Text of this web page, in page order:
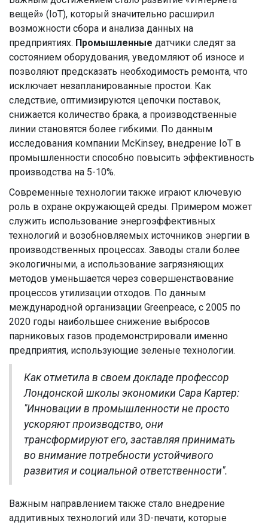
вещей» (IoT), который значительно расширил
возможности сбора и анализа данных на
предприятиях. Промышленные датчики следят за
состоянием оборудования, уведомляют об износе и
позволяют предсказать необходимость ремонта, что
исключает незапланированные простои. Как
следствие, оптимизируются цепочки поставок,
снижается количество брака, а производственные
линии становятся более гибкими. По данным
исследования компании McKinsey, внедрение IoT в
промышленности способно повысить эффективность
производства на 5-10%.
Современные технологии также играют ключевую
роль в охране окружающей среды. Примером может
служить использование энергоэффективных
технологий и возобновляемых источников энергии в
производственных процессах. Заводы стали более
экологичными, а использование загрязняющих
методов уменьшается через совершенствование
процессов утилизации отходов. По данным
международной организации Greenpeace, с 2005 по
2020 годы наибольшее снижение выбросов
парниковых газов продемонстрировали именно
предприятия, использующие зеленые технологии.
Как отметила в своем докладе профессор
Лондонской школы экономики Сара Картер:
"Инновации в промышленности не просто
ускоряют производство, они
трансформируют его, заставляя принимать
во внимание потребности устойчивого
развития и социальной ответственности".
Важным направлением также стало внедрение
аддитивных технологий или 3D-печати, которые